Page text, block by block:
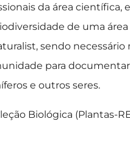
da área científica,
de uma
sendo
para
e outros seres.
Biológica (Plantas-